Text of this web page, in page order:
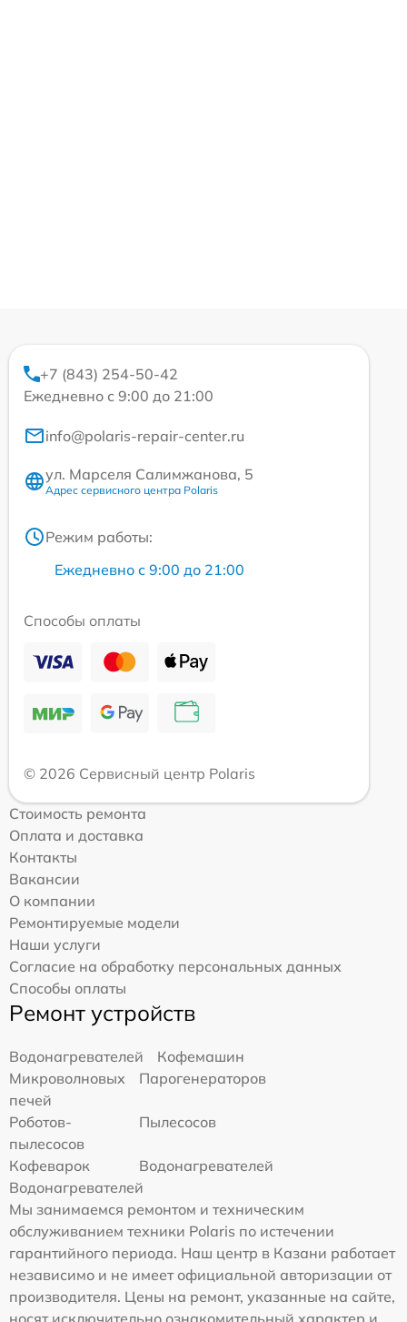
+7 (843) 254-50-42
Ежедневно с 9:00 до 21:00
info@polaris-repair-center.ru
ул. Марселя Салимжанова, 5
Адрес сервисного центра Polaris
Режим работы:
Ежедневно с 9:00 до 21:00
Способы оплаты
© 2026 Сервисный центр Polaris
Стоимость ремонта
Оплата и доставка
Контакты
Вакансии
О компании
Ремонтируемые модели
Наши услуги
Согласие на обработку персональных данных
Способы оплаты
Ремонт устройств
Водонагревателей
Кофемашин
Микроволновых
печей
Парогенераторов
Роботов-
пылесосов
Пылесосов
Кофеварок
Водонагревателей
Водонагревателей
Мы занимаемся ремонтом и техническим
обслуживанием техники Polaris по истечении
гарантийного периода. Наш центр в Казани работает
независимо и не имеет официальной авторизации от
производителя. Цены на ремонт, указанные на сайте,
носят исключительно ознакомительный характер и